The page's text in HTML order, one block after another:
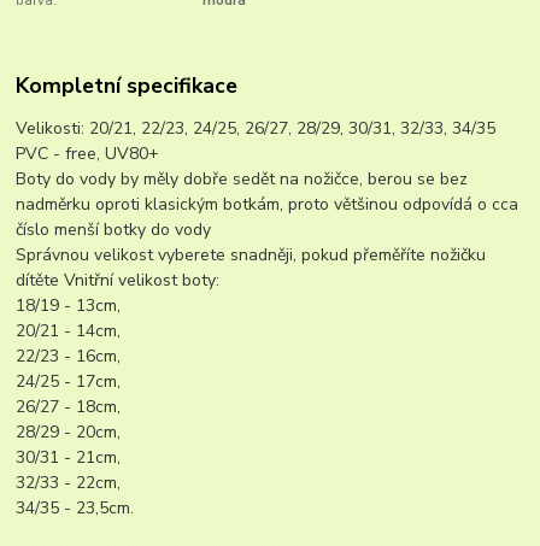
Kompletní specifikace
Velikosti: 20/21, 22/23, 24/25, 26/27, 28/29, 30/31, 32/33, 34/35
PVC - free, UV80+
Boty do vody by měly dobře sedět na nožičce, berou se bez
nadměrku oproti klasickým botkám, proto většinou odpovídá o cca
číslo menší botky do vody
Správnou velikost vyberete snadněji, pokud přeměříte nožičku
dítěte Vnitřní velikost boty:
18/19 - 13cm,
20/21 - 14cm,
22/23 - 16cm,
24/25 - 17cm,
26/27 - 18cm,
28/29 - 20cm,
30/31 - 21cm,
32/33 - 22cm,
34/35 - 23,5cm.